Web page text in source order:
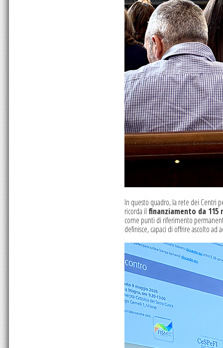
In questo quadro, la rete dei Centri
ricorda il finanziamento da
come punti di riferimento
definisce, capaci di offrire ascolto ad